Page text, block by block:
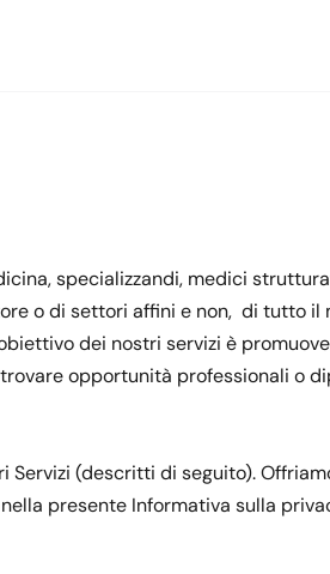
specializzandi, medici
o di settori affini e non, di tutto
dei nostri servizi è
opportunità professionali o
(descritti di seguito).
presente Informativa sulla